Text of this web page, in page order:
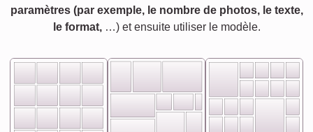
paramètres (par exemple, le nombre de photos, le texte,
le format,…) et ensuite utiliser le modèle.